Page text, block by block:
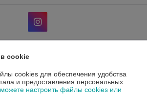
ИП Гавриленко Светлана
cookie
cookies для обеспечения удобства
и предоставления персональных
настроить файлы cookies или